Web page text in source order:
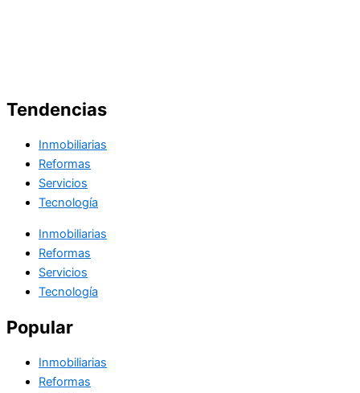
Tendencias
Inmobiliarias
Reformas
Servicios
Tecnología
Inmobiliarias
Reformas
Servicios
Tecnología
Popular
Inmobiliarias
Reformas